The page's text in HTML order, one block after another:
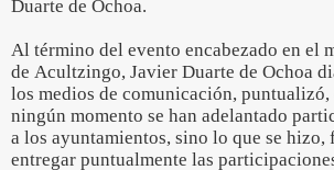
Duarte de Ochoa.
Al término del evento encabezado en el
de Acultzingo, Javier Duarte de Ochoa
los medios de comunicación, puntualizó,
ningún momento se han adelantado
a los ayuntamientos, sino lo que se hizo,
entregar puntualmente las